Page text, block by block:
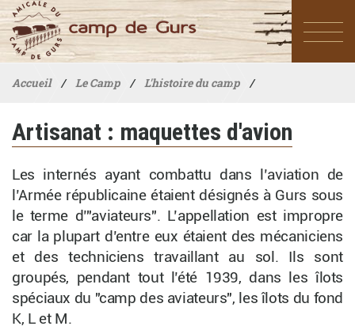
Accueil / Le Camp / L'histoire du camp /
Période Espagnole (1939) : vie artistique /
Artisanat : maquettes d'avion
Les internés ayant combattu dans l’aviation de
l’Armée républicaine étaient désignés à Gurs sous
le terme d’"aviateurs". L’appellation est impropre
car la plupart d’entre eux étaient des mécaniciens
et des techniciens travaillant au sol. Ils sont
groupés, pendant tout l’été 1939, dans les îlots
spéciaux du "camp des aviateurs", les îlots du fond
K, L et M.